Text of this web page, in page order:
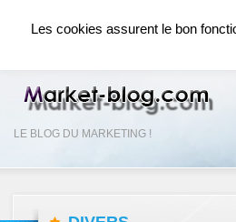
LE BLOG DU MARKETING !
ACCUEIL RÉSEAUX SOCIAUX
Les cookies assurent le bon